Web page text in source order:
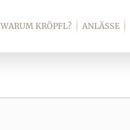
WARUM KRÖPFL? ANLÄSSE